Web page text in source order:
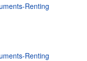
Renting
Renting